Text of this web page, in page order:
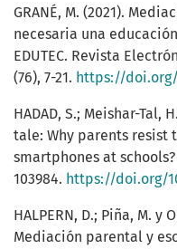
GRANÉ, M. (2021).
necesaria una
EDUTEC. Revista
(76), 7-21. https://doi.org/
HADAD, S.; Meishar-Tal,
tale: Why parents resist
smartphones at
103984. https://doi.org/
HALPERN, D.; Piña, M. y
Mediación parental y